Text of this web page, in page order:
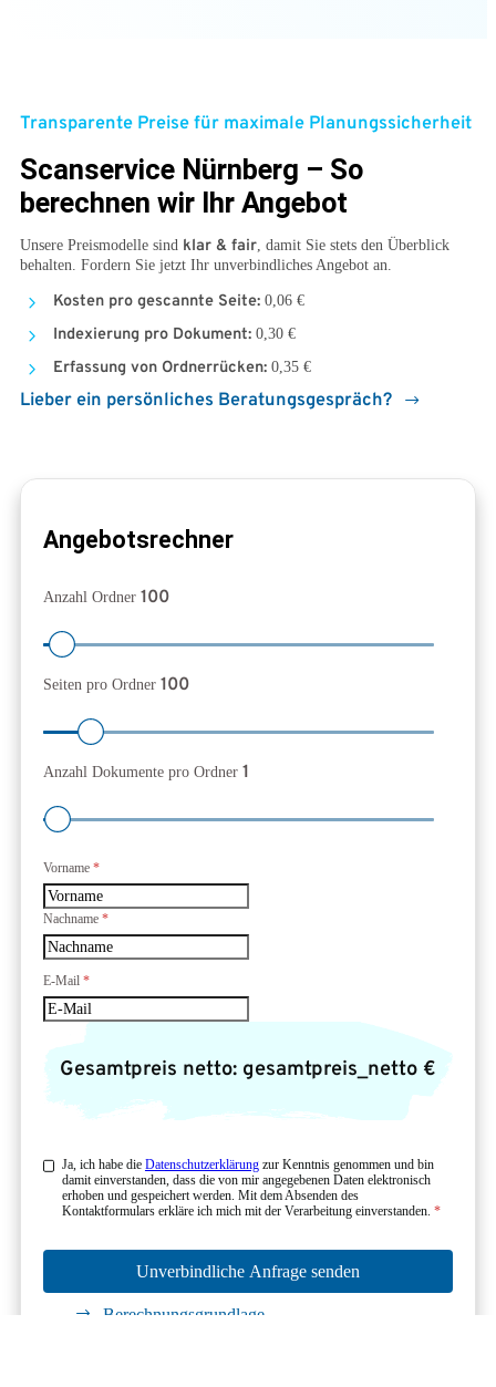
Formular überspringen
Angebotsrechner
Anzahl Ordner 100
Seiten pro Ordner 100
Anzahl Dokumente pro Ordner 1
Vorname *
Nachname *
E-Mail *
Gesamtpreis netto: gesamtpreis_netto €
Ja, ich habe die Datenschutzerklärungzur Kenntnis genommen und bin
damit einverstanden, dass die von mir angegebenen Daten elektronisch
erhoben und gespeichert werden. Mit dem Absenden des
Kontaktformulars erkläre ich mich mit der Verarbeitung einverstanden. *
Unverbindliche Anfrage senden
Berechnungsgrundlage
Transparente Preise für maximale Planungssicherheit
Scanservice Nürnberg – So
berechnen wir Ihr Angebot
Unsere Preismodelle sind klar & fair , damit Sie stets den Überblick
behalten. Fordern Sie jetzt Ihr unverbindliches Angebot an.
Kosten pro gescannte Seite: 0,06 €
Indexierung pro Dokument: 0,30 €
Erfassung von Ordnerrücken: 0,35 €
Lieber ein persönliches Beratungsgespräch?